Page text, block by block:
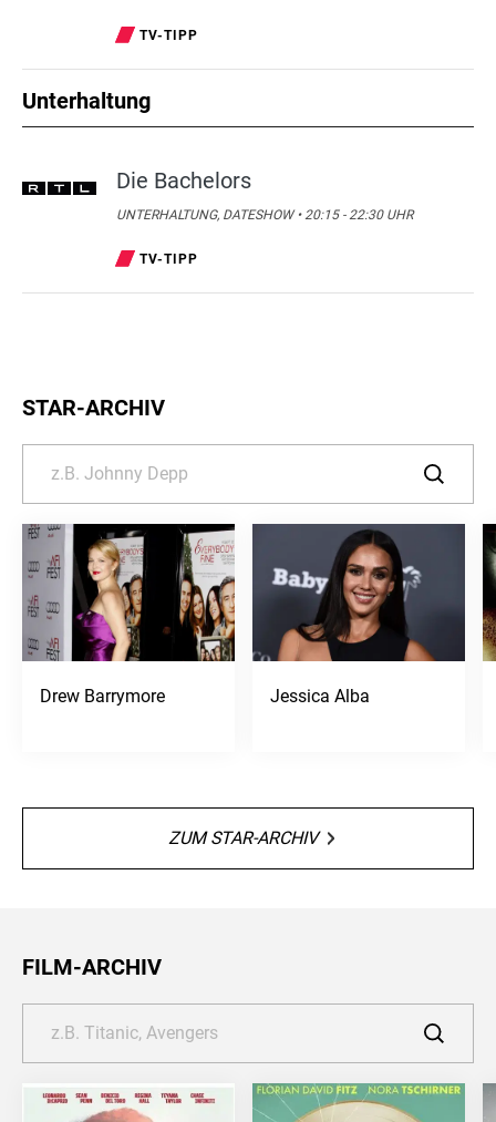
TV-TIPP
Unterhaltung
Die Bachelors
UNTERHALTUNG, DATESHOW • 20:15 - 22:30 UHR
TV-TIPP
STAR-ARCHIV
Drew Barrymore Jessica Alba
ZUM STAR-ARCHIV
FILM-ARCHIV